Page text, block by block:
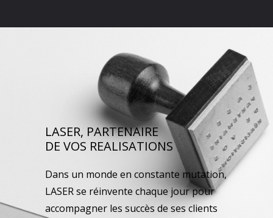
LASER, PARTENAIRE
DE VOS REALISATIONS
Dans un monde en constante mutation,
LASER se réinvente chaque jour pour
accompagner les succès de ses clients